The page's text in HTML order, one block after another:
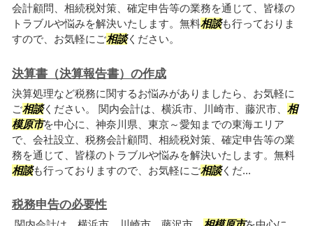
会計顧問、相続税対策、確定申告等の業務を通じて、皆様の
トラブルや悩みを解決いたします。無料相談も行っておりま
すので、お気軽にご相談ください。
決算書（決算報告書）の作成
決算処理など税務に関するお悩みがありましたら、お気軽に
ご相談ください。 関内会計は、横浜市、川崎市、藤沢市、 相
模原市を中心に、神奈川県、東京～愛知までの東海エリア
で、会社設立、税務会計顧問、相続税対策、確定申告等の業
務を通じて、皆様のトラブルや悩みを解決いたします。無料
相談も行っておりますので、お気軽にご相談くだ...
税務申告の必要性